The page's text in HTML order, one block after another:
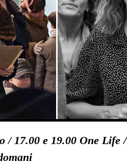
/ 17.00 e 19.00 One Life /